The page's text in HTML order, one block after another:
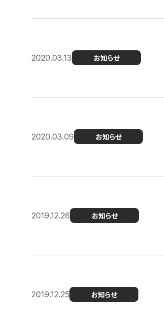
2020.03.13 お知らせ
2020.03.09 お知らせ
2019.12.26 お知らせ
2019.12.25 お知らせ